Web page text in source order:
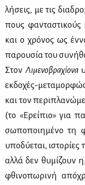
λή­σεις, με τις
πους φα­ντα­στι­κούς
και ο χρό­νος ως
πα­ρου­σία του
Στον Λι­με­νο­βρα­χί­ο­να
εκ­δο­χές-
και τον
(το «Ερεί­πιο» για
σω­πο­ποι­η­μέ­νο τη
υπο­δύ­ε­ται,
αλ­λά δεν θυ­μί­ζουν
φθι­νο­πω­ρι­νή